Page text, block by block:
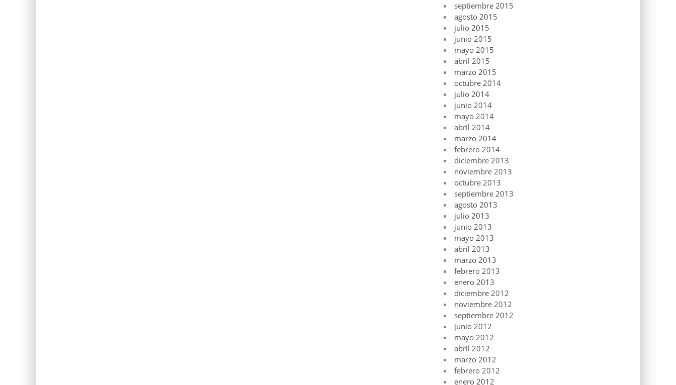
septiembre 2015
agosto 2015
julio 2015
junio 2015
mayo 2015
abril 2015
marzo 2015
octubre 2014
julio 2014
junio 2014
mayo 2014
abril 2014
marzo 2014
febrero 2014
diciembre 2013
noviembre 2013
octubre 2013
septiembre 2013
agosto 2013
julio 2013
junio 2013
mayo 2013
abril 2013
marzo 2013
febrero 2013
enero 2013
diciembre 2012
noviembre 2012
septiembre 2012
junio 2012
mayo 2012
abril 2012
marzo 2012
febrero 2012
enero 2012